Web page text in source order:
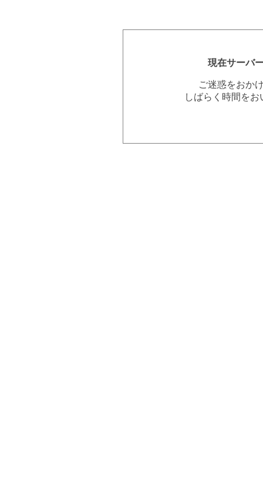
現在サーバ
ご迷惑をおか
しばらく時間を